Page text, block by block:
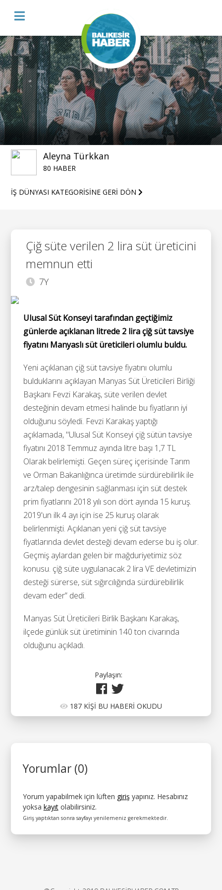
Aleyna Türkkan
80 HABER
İŞ DÜNYASI KATEGORİSİNE GERİ DÖN
Çiğ süte verilen 2 lira süt üreticini
memnun etti
7Y
Ulusal Süt Konseyi tarafından geçtiğimiz
günlerde açıklanan litrede 2 lira çiğ süt tavsiye
fiyatını Manyaslı süt üreticileri olumlu buldu.
Yeni açıklanan çiğ süt tavsiye fiyatını olumlu
bulduklarını açıklayan Manyas Süt Üreticileri Birliği
Başkanı Fevzi Karakaş, süte verilen devlet
desteğinin devam etmesi halinde bu fiyatların iyi
olduğunu söyledi. Fevzi Karakaş yaptığı
açıklamada, "Ulusal Süt Konseyi çiğ sütün tavsiye
fiyatını 2018 Temmuz ayında litre başı 1,7 TL
Olarak belirlemişti. Geçen süreç içerisinde Tarım
ve Orman Bakanlığınca üretimde sürdürebilirlik ile
arz/talep dengesinin sağlanması için süt destek
prim fiyatlarını 2018 yılı son dört ayında 15 kuruş.
2019'un ilk 4 ayı için ise 25 kuruş olarak
belirlenmişti. Açıklanan yeni çiğ süt tavsiye
fiyatlarında devlet desteği devam ederse bu iş olur.
Geçmiş aylardan gelen bir mağduriyetimiz söz
konusu. çiğ süte uygulanacak 2 lira VE devletimizin
desteği sürerse, süt sığırcılığında sürdürebilirlik
devam eder” dedi.
Manyas Süt Üreticileri Birlik Başkanı Karakaş,
ilçede günlük süt üretiminin 140 ton civarında
olduğunu açıkladı.
Paylaşın:
187 KİŞİ BU HABERİ OKUDU
Yorumlar (0)
Yorum yapabilmek için lüften giriş yapınız. Hesabınız
yoksa kayıtolabilirsiniz.
Giriş yaptıktan sonra sayfayı yenilemeniz gerekmektedir.